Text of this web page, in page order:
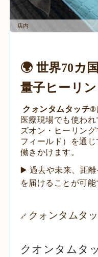
店内
🌍 世界70カ
量子ヒーリ
クォンタムタッチ®️
医療現場でも使わ
ズオン・ヒーリン
フィールド）を通
働きかけます。
▶️ 過去や未来、距
を届けることが可能
🔗 クォンタムタ
クオンタムタ